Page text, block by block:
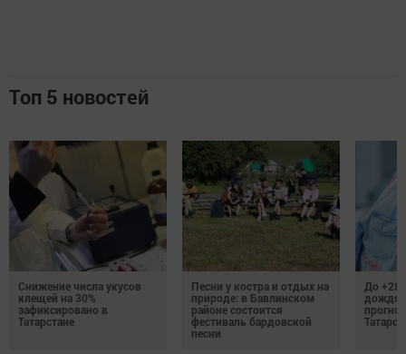
Топ 5 новостей
Снижение числа укусов
клещей на 30%
зафиксировано в
Татарстане
Песни у костра и отдых на
природе: в Бавлинском
районе состоится
фестиваль бардовской
песни
До +28